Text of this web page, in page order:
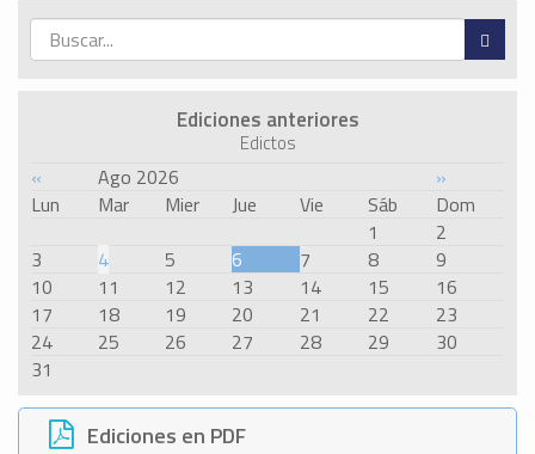
Ediciones anteriores
Edictos
« Ago 2026
»
Lun
Mar Mier Jue Vie Sáb
Dom
1
2
3
4 5 6 7 8
9
10
11 12 13 14 15
16
17
18 19 20 21 22
23
24
25 26 27 28 29
30
31
Ediciones en PDF